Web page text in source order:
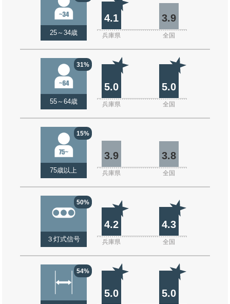
25～34歳
4.1 3.9
兵庫県 全国
31%
55～64歳
5.0 5.0
兵庫県 全国
15%
75歳以上
3.9 3.8
兵庫県 全国
50%
３灯式信号
4.2 4.3
兵庫県 全国
54%
5.0 5.0